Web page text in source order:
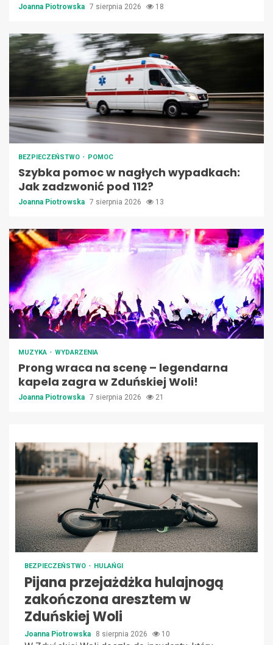
Joanna Piotrowska 7 sierpnia 2026 18
BEZPIECZEŃSTWO POMOC
Szybka pomoc w nagłych wypadkach:
Jak zadzwonić pod 112?
Joanna Piotrowska 7 sierpnia 2026 13
MUZYKA WYDARZENIA
Prong wraca na scenę – legendarna
kapela zagra w Zduńskiej Woli!
Joanna Piotrowska 7 sierpnia 2026 21
BEZPIECZEŃSTWO HULAŃGI
Pijana przejażdżka hulajnogą
zakończona aresztem w
Zduńskiej Woli
Joanna Piotrowska 8 sierpnia 2026 10